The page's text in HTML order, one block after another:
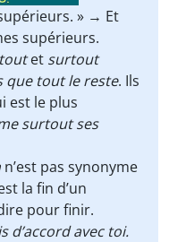
» → Et
supérieurs.
et surtout
que tout le reste. Ils
est le plus
surtout ses
n’est pas synonyme
la fin d’un
pour finir.
d’accord avec toi.